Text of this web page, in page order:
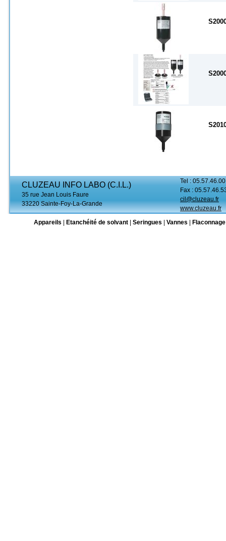
CLUZEAU INFO LABO (C.I.L.)
35 rue Jean Louis Faure
33220 Sainte-Foy-La-Grande
Tel :
Fax :
cil@cluzeau.fr
www.cluzeau.fr
Appareils
Etanchéité de solvant Seringues Vannes Flaconnage